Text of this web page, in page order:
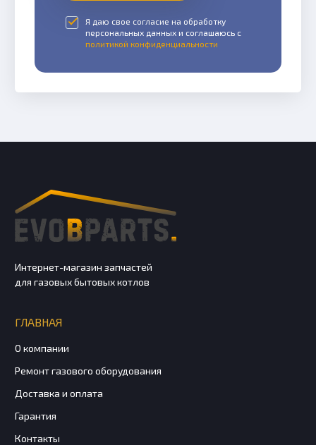
Я даю свое согласие на обработку
персональных данных и соглашаюсь с
политикой конфиденциальности
Интернет-магазин запчастей
для газовых бытовых котлов
ГЛАВНАЯ
О компании
Ремонт газового оборудования
Доставка и оплата
Гарантия
Контакты